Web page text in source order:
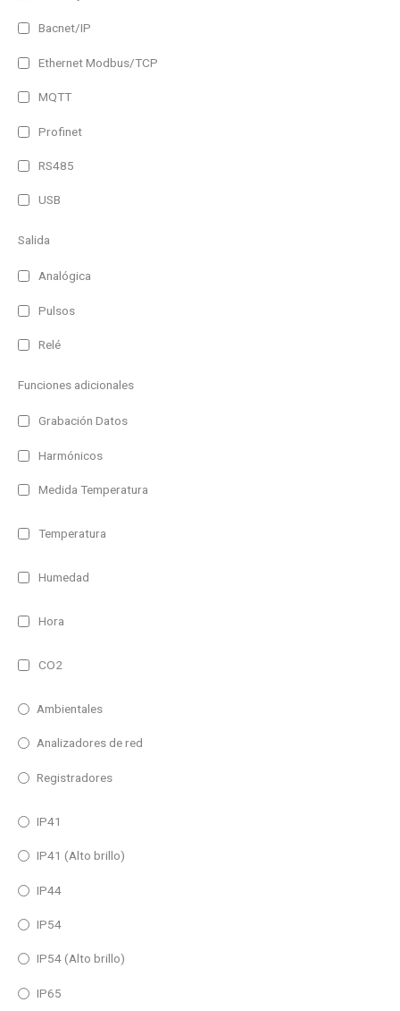
Bacnet/IP
Ethernet Modbus/TCP
MQTT
Profinet
RS485
USB
Salida
Analógica
Pulsos
Relé
Funciones adicionales
Grabación Datos
Harmónicos
Medida Temperatura
Temperatura
Humedad
Hora
CO2
Ambientales
Analizadores de red
Registradores
IP41
IP41 (Alto brillo)
IP44
IP54
IP54 (Alto brillo)
IP65